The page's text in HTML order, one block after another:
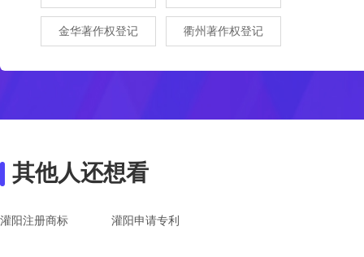
金华著作权登记 衢州著作权登记
其他人还想看
灌阳注册商标 灌阳申请专利